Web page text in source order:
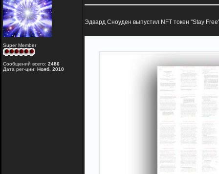
Super Member
Сообщений всего: 2486
Дата рег-ции: Нояб. 2010
Эдвард Сноуден выпустил NFT токен "Stay